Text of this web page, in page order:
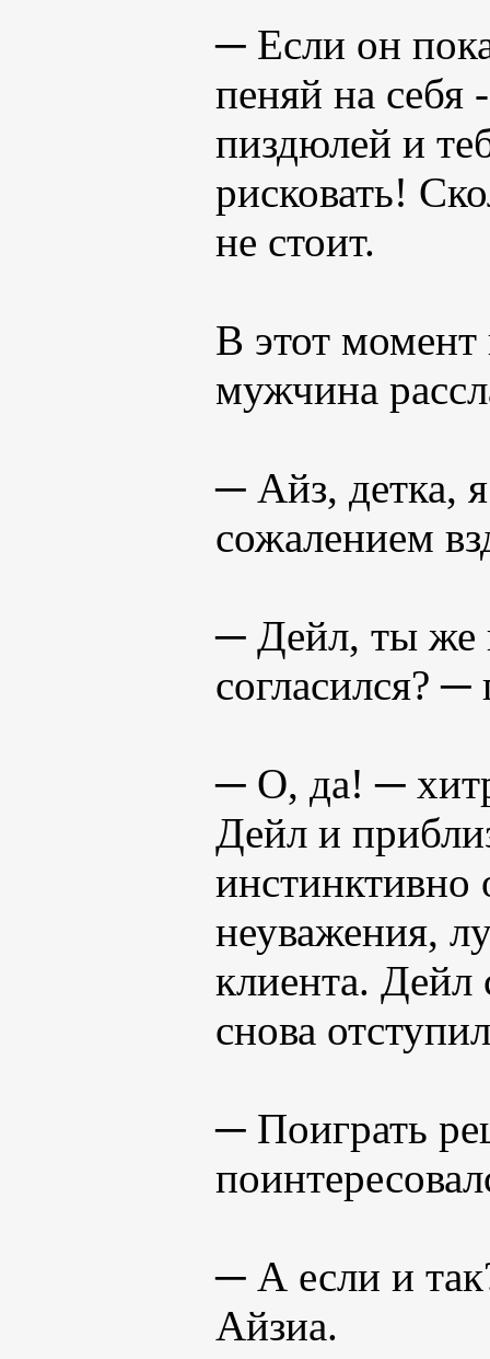
─ Если он
пеняй на себя
пиздюлей и
рисковать!
не стоит.
В этот момент
мужчина
─ Айз, детка,
сожалением
─ Дейл, ты же
согласился? ─
─ О, да! ─
Дейл и
инстинктивно
неуважения,
клиента. Дейл
снова
─ Поиграть
─ А если и
Айзиа.